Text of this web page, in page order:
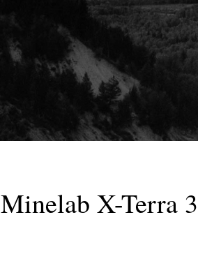
Minelab X-Terra